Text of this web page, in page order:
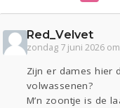
Zwanger
Sport
Red_Velvet
zondag 7 juni 2026
Zijn er dames hier
volwassenen?
M’n zoontje is de